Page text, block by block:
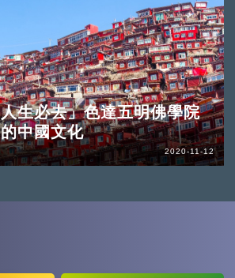
生必去」色達五明佛學院
中國文化
2020-11-12